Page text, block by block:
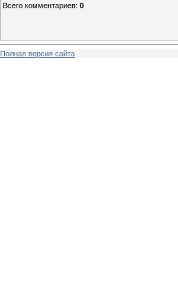
Всего комментариев: 0
Полная версия сайта